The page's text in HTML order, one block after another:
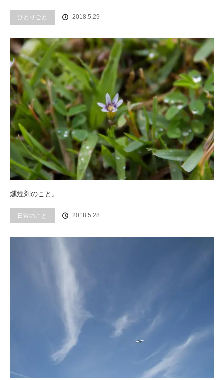
ひとりごと 2018.5.29
燻煙剤のこと。
日常のこと 2018.5.28